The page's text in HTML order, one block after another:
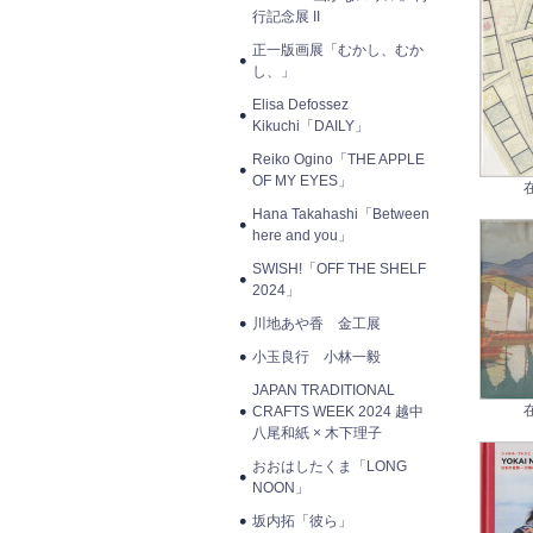
行記念展 II
正一版画展「むかし、むか
し、」
Elisa Defossez
Kikuchi「DAILY」
Reiko Ogino「THE APPLE
OF MY EYES」
Hana Takahashi「Between
here and you」
SWISH!「OFF THE SHELF
2024」
川地あや香 金工展
小玉良行 小林一毅
JAPAN TRADITIONAL
CRAFTS WEEK 2024 越中
八尾和紙 × 木下理子
おおはしたくま「LONG
NOON」
坂内拓「彼ら」